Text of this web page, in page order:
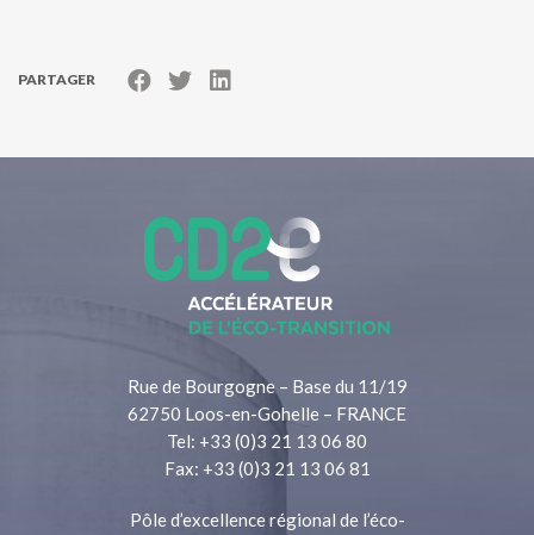
PARTAGER
Rue de Bourgogne – Base du 11/19
62750 Loos-en-Gohelle – FRANCE
Tel: +33 (0)3 21 13 06 80
Fax: +33 (0)3 21 13 06 81
Pôle d’excellence régional de l’éco-